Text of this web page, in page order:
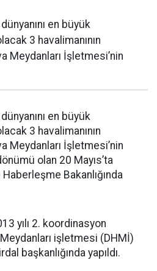
en büyük
3 havalimanının
Meydanları İşletmesi’nin
en büyük
3 havalimanının
Meydanları İşletmesi’nin
olan 20 Mayıs’ta
Bakanlığında
yılı 2. koordinasyon
işletmesi (DHMİ)
başkanlığında yapıldı.